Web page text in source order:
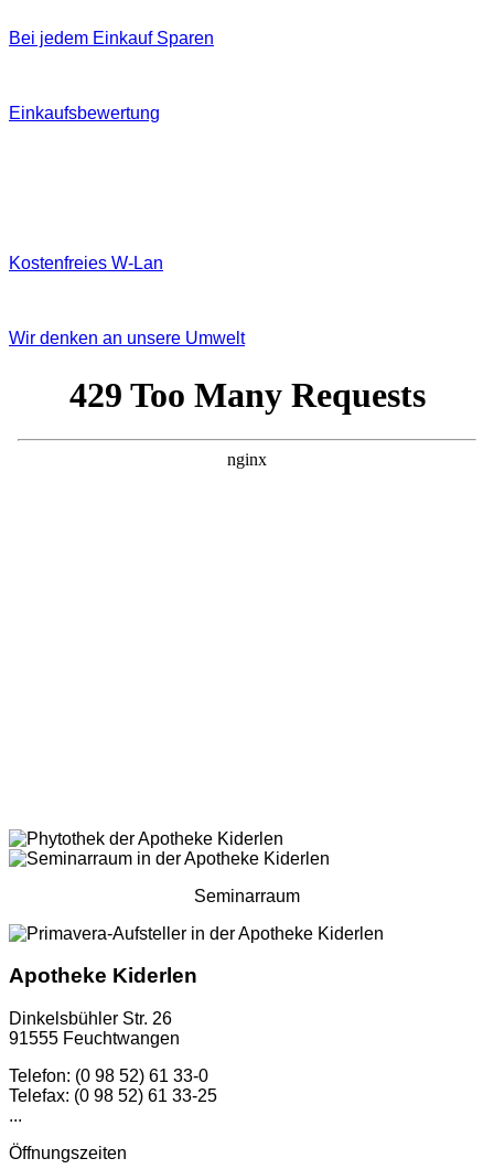
Bei jedem Einkauf Sparen
Einkaufsbewertung
Kostenfreies W‐Lan
Wir denken an unsere Umwelt
Seminarraum
Apotheke Kiderlen
Dinkelsbühler Str. 26
91555 Feuchtwangen
Telefon: (0 98 52) 61 33-0
Telefax: (0 98 52) 61 33-25
...
Öffnungszeiten